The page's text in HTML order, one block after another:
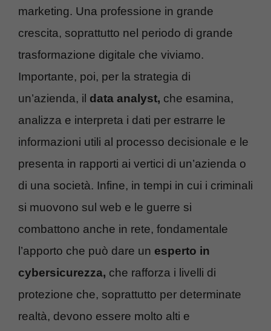
marketing. Una professione in grande
crescita, soprattutto nel periodo di grande
trasformazione digitale che viviamo.
Importante, poi, per la strategia di
un’azienda, il data analyst, che esamina,
analizza e interpreta i dati per estrarre le
informazioni utili al processo decisionale e le
presenta in rapporti ai vertici di un’azienda o
di una società. Infine, in tempi in cui i criminali
si muovono sul web e le guerre si
combattono anche in rete, fondamentale
l’apporto che può dare un esperto in
cybersicurezza, che rafforza i livelli di
protezione che, soprattutto per determinate
realtà, devono essere molto alti e